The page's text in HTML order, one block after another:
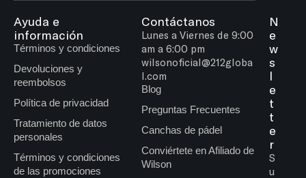
Ayuda e
información
Términos y condiciones
Devoluciones y
reembolsos
Política de privacidad
Tratamiento de datos
personales
Términos y condiciones
de las promociones
Contáctanos
Lunes a Viernes de 9:00
am a 6:00 pm
wilsonoficial@212globa
l.com
Blog
Preguntas Frecuentes
Canchas de pádel
Conviértete en Afiliado de
Wilson
N
e
w
s
l
e
t
t
e
r
S
u